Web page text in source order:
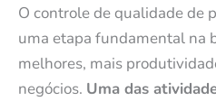
O controle de qualidade de
uma etapa fundamental na
melhores, mais
negócios. Uma das